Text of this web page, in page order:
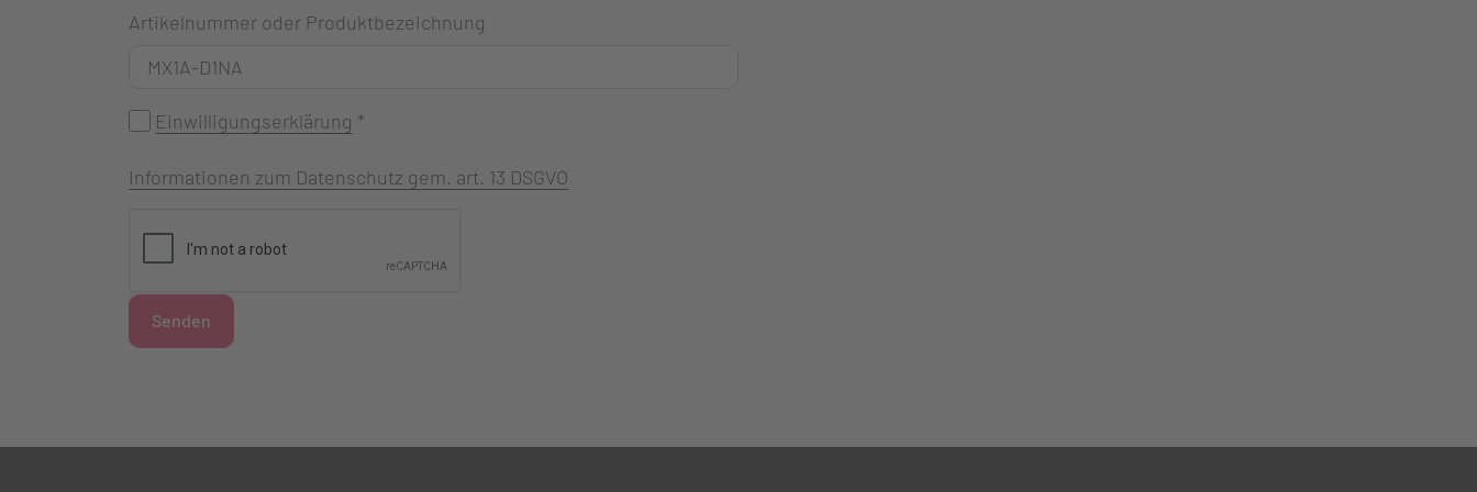
Artikelnummer oder Produktbezeichnung
Einwilligungserklärung *
Informationen zum Datenschutz gem. art. 13 DSGVO
Senden